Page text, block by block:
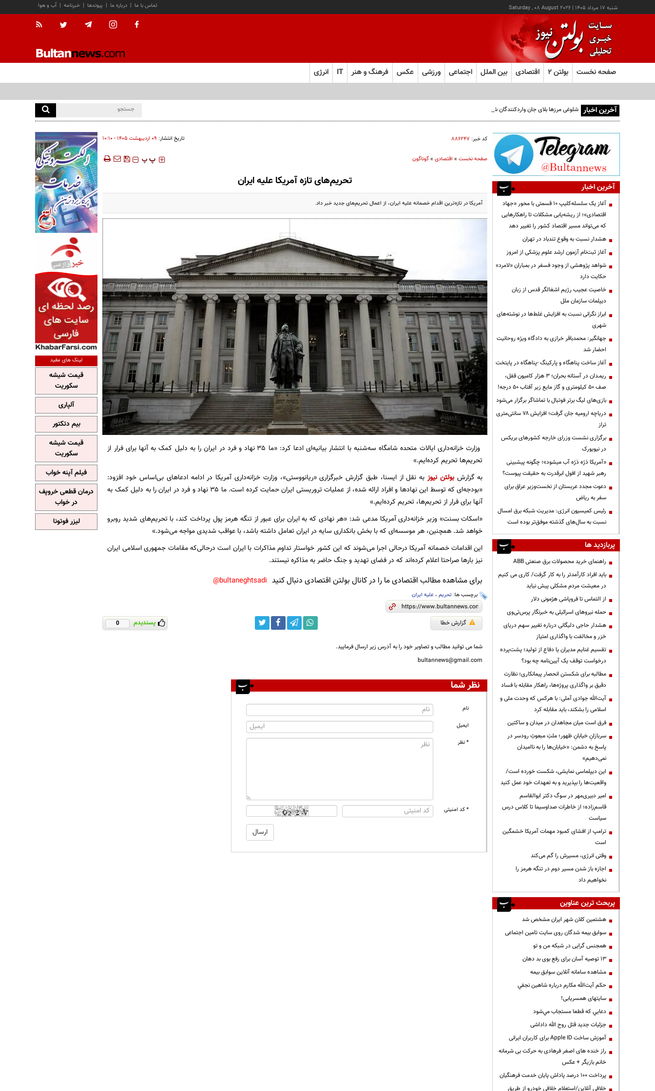
شنبه ۱۷ مرداد ۱۴۰۵ |
Saturday , 08 August 2026 آب و هوا | خبرنامه | پیوندها | درباره ما | تماس با ما
صفحه نخست بولتن ۲ اقتصادی بین الملل اجتماعی ورزشی عکس فرهنگ و هنر IT انرژی
آخرین اخبار شلوغی مرزها بلای جان واردکنندگان شده است
کد خبر: ۸۸۶۲۴۷ تاریخ انتشار: ۰۹ ارديبهشت ۱۴۰۵ - ۱۰:۱۰
صفحه نخست» اقتصادی»گوناگون ‍‍‍ پ پ
تحریم‌های تازه آمریکا علیه ایران
آمریکا در تازه‌ترین اقدام خصمانه علیه ایران، از اعمال تحریم‌های جدید خبر داد.
وزارت خزانه‌داری ایالات متحده شامگاه سه‌شنبه با انتشار بیانیه‌ای ادعا کرد: «ما ۳۵ نهاد و فرد در ایران را به دلیل کمک به آنها برای فرار از
تحریم‌ها تحریم کرده‌ایم.»
به گزارشبولتن نیوز به نقل از ایسنا، طبق گزارش خبرگزاری «ریانووستی»، وزارت خزانه‌داری آمریکا در ادامه ادعاهای بی‌اساس خود افزود:
«بودجه‌ای که توسط این نهادها و افراد ارائه شده، از عملیات تروریستی ایران حمایت کرده است. ما ۳۵ نهاد و فرد در ایران را به دلیل کمک به
آنها برای فرار از تحریم‌ها، تحریم کرده‌ایم.»
«اسکات بسنت» وزیر خزانه‌داری آمریکا مدعی شد: «هر نهادی که به ایران برای عبور از تنگه هرمز پول پرداخت کند، با تحریم‌های شدید روبرو
خواهد شد. همچنین، هر موسسه‌ای که با بخش بانکداری سایه در ایران تعامل داشته باشد، با عواقب شدیدی مواجه می‌شود.»
این اقدامات خصمانه آمریکا درحالی اجرا می‌شوند که این کشور خواستار تداوم مذاکرات با ایران است درحالی‌که مقامات جمهوری اسلامی ایران
نیز بارها صراحتا اعلام کرده‌اند که در فضای تهدید و جنگ حاضر به مذاکره نیستند.
برای مشاهده مطالب اقتصادی ما را در کانال بولتن اقتصادی دنبال کنید bultaneghtsadi@
برچسب ها: تحریم، علیه ایران
گزارش خطا پسندیدم 0
شما می توانید مطالب و تصاویر خود را به آدرس زیر ارسال فرمایید.
bultannews@gmail.com
نظر شما
نام
ایمیل
* نظر
* کد امنیتی
آخرین اخبار
آغاز یک سلسله‌کلیپ ۱۰ قسمتی با محور «جهاد
اقتصادی»؛ از ریشه‌یابی مشکلات تا راهکارهایی
که می‌تواند مسیر اقتصاد کشور را تغییر دهد
هشدار نسبت به وقوع تندباد در تهران
آغاز ثبت‌نام آزمون ارشد علوم پزشکی از امروز
شواهد پژوهشی از وجود فسفر در بمباران «لامرد»
حکایت دارد
خاصیت عجیب رژیم اشغالگر قدس از زبان
دیپلمات سازمان ملل
ابراز نگرانی نسبت به افزایش غلط‌ها در نوشته‌های
شهری
جهانگیر: محمدباقر خرازی به دادگاه ویژه روحانیت
احضار شد
آغاز ساخت پناهگاه و پارکینگ -پناهگاه در پایتخت
ریمـدان در آستانه بحران؛ ۳ هزار کامیون قفل،
صف ۵۰ کیلومتری و گاز مایع زیر آفتاب ۵۰ درجه!
بازی‌های لیگ برتر فوتبال با تماشاگر برگزار می‌شود
دریاچه ارومیه جان گرفت؛ افزایش ۷۸ سانتی‌متری
تراز
برگزاری نشست وزرای خارجه کشورهای بریکس
در نیویورک
«آمریکا ذرّه ذرّه آب میشود»؛ چگونه پیشبینی
رهبر شهید از افول ابرقدرت به حقیقت پیوست؟
دعوت مجدد عربستان از نخست‌وزیر عراق برای
سفر به ریاض
رئیس کمیسیون انرژی: مدیریت شبکه برق امسال
نسبت به سال‌های گذشته موفق‌تر بوده است
پربازدید ها
راهنمای خرید محصولات برق صنعتی ABB
باید افراد کارآمدتر را به کار گرفت/ کاری می کنیم
در معیشت مردم مشکلی پیش نیاید
از التماس تا فروپاشی هژمونی دلار
حمله نیروهای اسرائیلی به خبرنگار پرس‌تی‌وی
هشدار حاجی دلیگانی درباره تغییر سهم دریای
خزر و مخالفت با واگذاری امتیاز
تقسیم غنایم مدیران یا دفاع از تولید؛ پشت‌پرده
درخواست توقف یک آیین‌نامه چه بود؟
مطالبه برای شکستن انحصار پیمانکاری؛ نظارت
دقیق بر واگذاری پروژه‌ها، راهکار مقابله با فساد
آیت‌الله جوادی آملی: با هرکس که وحدت ملی و
اسلامی را بشکند، باید مقابله کرد
فرق است میان مجاهدان در میدان و ساکتین
سربازانِ خیابانِ ظهور؛ ملتِ مبعوثِ رودسر در
پاسخ به دشمن: «خیابان‌ها را به ناامیدان
نمی‌دهیم»
این دیپلماسی نمایشی، شکست خورده است/
واقعیت‌ها را بپذیرید و به تعهدات خود عمل کنید
امیر دبیری‌مهر در سوگ دکتر ابوالقاسم
قاسم‌زاده؛ از خاطرات صداوسیما تا کلاس درس
سیاست
ترامپ از افشای کمبود مهمات آمریکا خشمگین
است
وقتی انرژی، مسیرش را گم می‌کند
اجازه باز شدن مسیر دوم در تنگه هرمز را
نخواهیم داد
پربحث ترین عناوین
هشتمین کلان شهر ایران مشخص شد
سوابق بیمه شدگان روی سایت تامین اجتماعی
همجنس گرایی در شبکه من و تو
13 توصیه آسان برای رفع بوی بد دهان
مشاهده سامانه آنلاين سوابق بیمه
حكم آيت‌الله مكارم درباره شاهين نجفي
سایتهای همسریابی!
دعايي كه قطعا مستجاب مي‌شود
جزئیات جدید قتل روح الله داداشی
آموزش ساخت Apple ID برای کاربران ایرانی
راز خنده های اصغر فرهادی به حرکت بی شرمانه
خانم بازیگر + عکس
پرداخت ۱۰۰ درصد پاداش پایان خدمت فرهنگیان
خلافی آنلاین/استعلام خلافی خودرو از طریق
لینک های مفید
قیمت شیشه
سکوریت
آلپاری
بیم دتکتور
قیمت شیشه
سکوریت
فیلم آپنه خواب
درمان قطعی خروپف
در خواب
لیزر فوتونا